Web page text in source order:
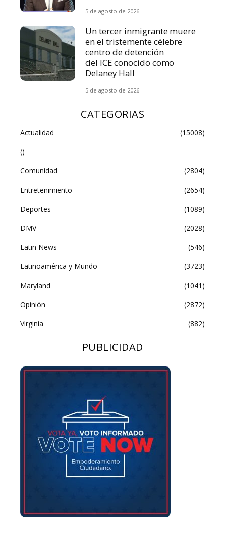
5 de agosto de 2026
Un tercer inmigrante muere
en el tristemente célebre
centro de detención
del ICE conocido como
Delaney Hall
5 de agosto de 2026
CATEGORIAS
Actualidad
(15008)
()
Comunidad
(2804)
Entretenimiento
(2654)
Deportes
(1089)
DMV
(2028)
Latin News
(546)
Latinoamérica y Mundo
(3723)
Maryland
(1041)
Opinión
(2872)
Virginia
(882)
PUBLICIDAD